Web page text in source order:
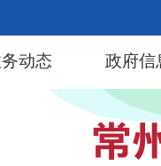
动态 政府信